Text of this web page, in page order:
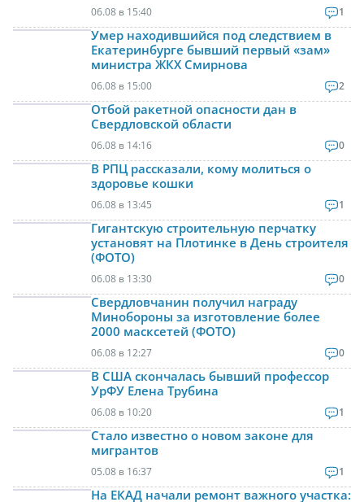
06.08 в 15:40 1
Умер находившийся под следствием в
Екатеринбурге бывший первый «зам»
министра ЖКХ Смирнова
06.08 в 15:00 2
Отбой ракетной опасности дан в
Свердловской области
06.08 в 14:16 0
В РПЦ рассказали, кому молиться о
здоровье кошки
06.08 в 13:45 1
Гигантскую строительную перчатку
установят на Плотинке в День строителя
(ФОТО)
06.08 в 13:30 0
Свердловчанин получил награду
Минобороны за изготовление более
2000 масксетей (ФОТО)
06.08 в 12:27 0
В США скончалась бывший профессор
УрФУ Елена Трубина
06.08 в 10:20 1
Стало известно о новом законе для
мигрантов
05.08 в 16:37 1
На ЕКАД начали ремонт важного участка: